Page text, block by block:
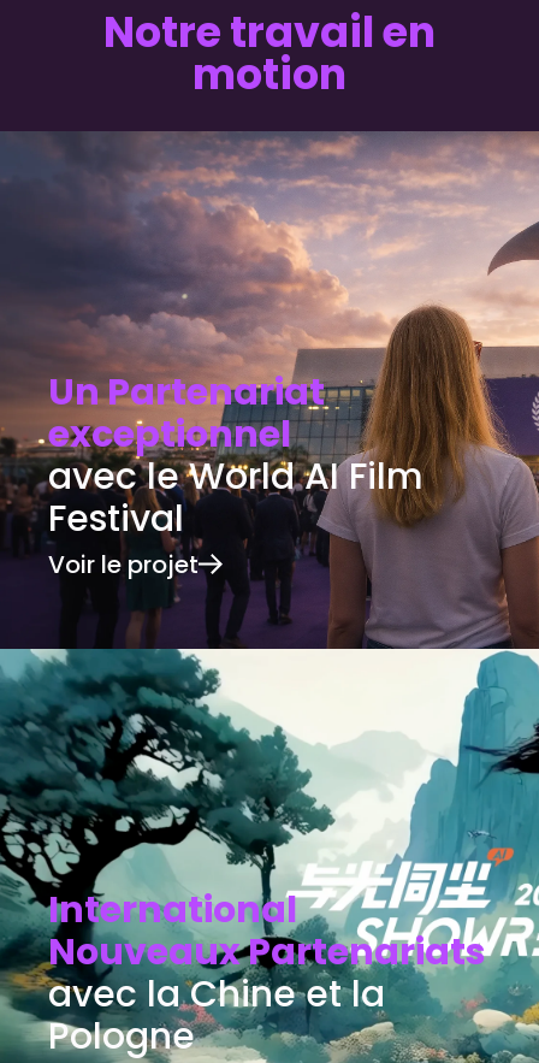
Notre travail en
motion
Un Partenariat
exceptionnel
avec le World AI Film
Festival
Voir le projet
International
Nouveaux Partenariats
avec la Chine et la
Pologne